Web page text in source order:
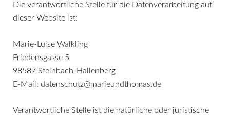
Die verantwortliche Stelle für die Datenverarbeitung auf
dieser Website ist:
Marie-Luise Walkling
Friedensgasse 5
98587 Steinbach-Hallenberg
E-Mail: datenschutz@marieundthomas.de
Verantwortliche Stelle ist die natürliche oder juristische